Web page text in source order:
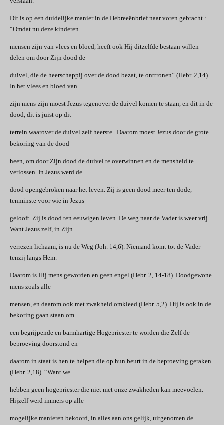
Dit is op een duidelijke manier in de Hebreeënbrief naar voren gebracht :
“Omdat nu deze kinderen
mensen zijn van vlees en bloed, heeft ook Hij ditzelfde bestaan willen
delen om door Zijn dood de
duivel, die de heerschappij over de dood bezat, te onttronen” (Hebr. 2,14).
In het vlees en bloed van
zijn mens-zijn moest Jezus tegenover de duivel komen te staan, en dit in de
dood, dit is juist op dit
terrein waarover de duivel zelf heerste.. Daarom moest Jezus door de grote
bekoring van de dood
heen, om door Zijn dood de duivel te overwinnen en de mensheid te
verlossen. In Jezus werd de
dood opengebroken naar het leven. Zij is geen dood meer ten dode,
tenminste voor wie in Jezus
gelooft. Zij is dood ten eeuwigen leven. De weg naar de Vader is weer vrij.
Want Jezus zelf, in Zijn
verrezen lichaam, is nu de Weg (Joh. 14,6). Niemand komt tot de Vader
tenzij langs Hem.
Daarom is Hij mens geworden en geen engel (Hebr. 2, 14-18). Doodgewone
mens zoals alle
mensen, en daarom ook met zwakheid omkleed (Hebr. 5,2). Hij is ook in de
bekoring gaan staan om
een begrijpende en barmhartige Hogepriester te worden die Zelf de
beproeving doorstond en
daarom in staat is hen te helpen die op hun beurt in de beproeving geraken
(Hebr. 2,18). “Want we
hebben geen hogepriester die niet met onze zwakheden kan meevoelen.
Hijzelf werd immers op alle
mogelijke manieren bekoord, in alles aan ons gelijk, uitgenomen de